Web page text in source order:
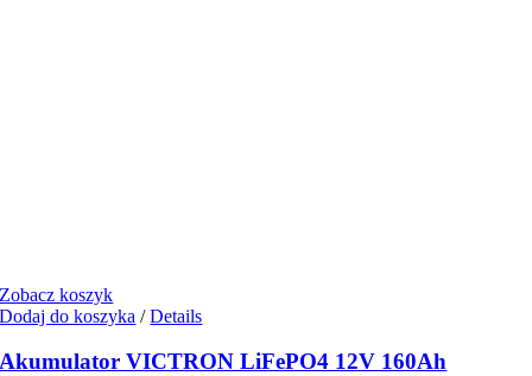
Zobacz koszyk
Dodaj do koszyka / Details
Akumulator VICTRON LiFePO4 12V 160Ah